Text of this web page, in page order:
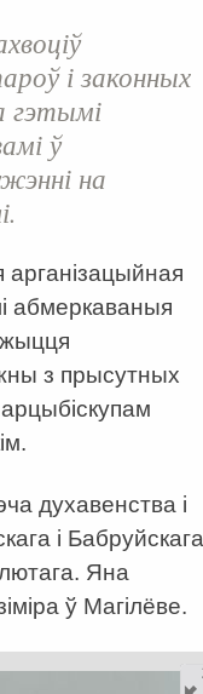
і законных
гэтымі
ў
на
абмеркаваныя
з прысутных
духавенства і
і Бабруйскага
Яна
ў Магілёве.